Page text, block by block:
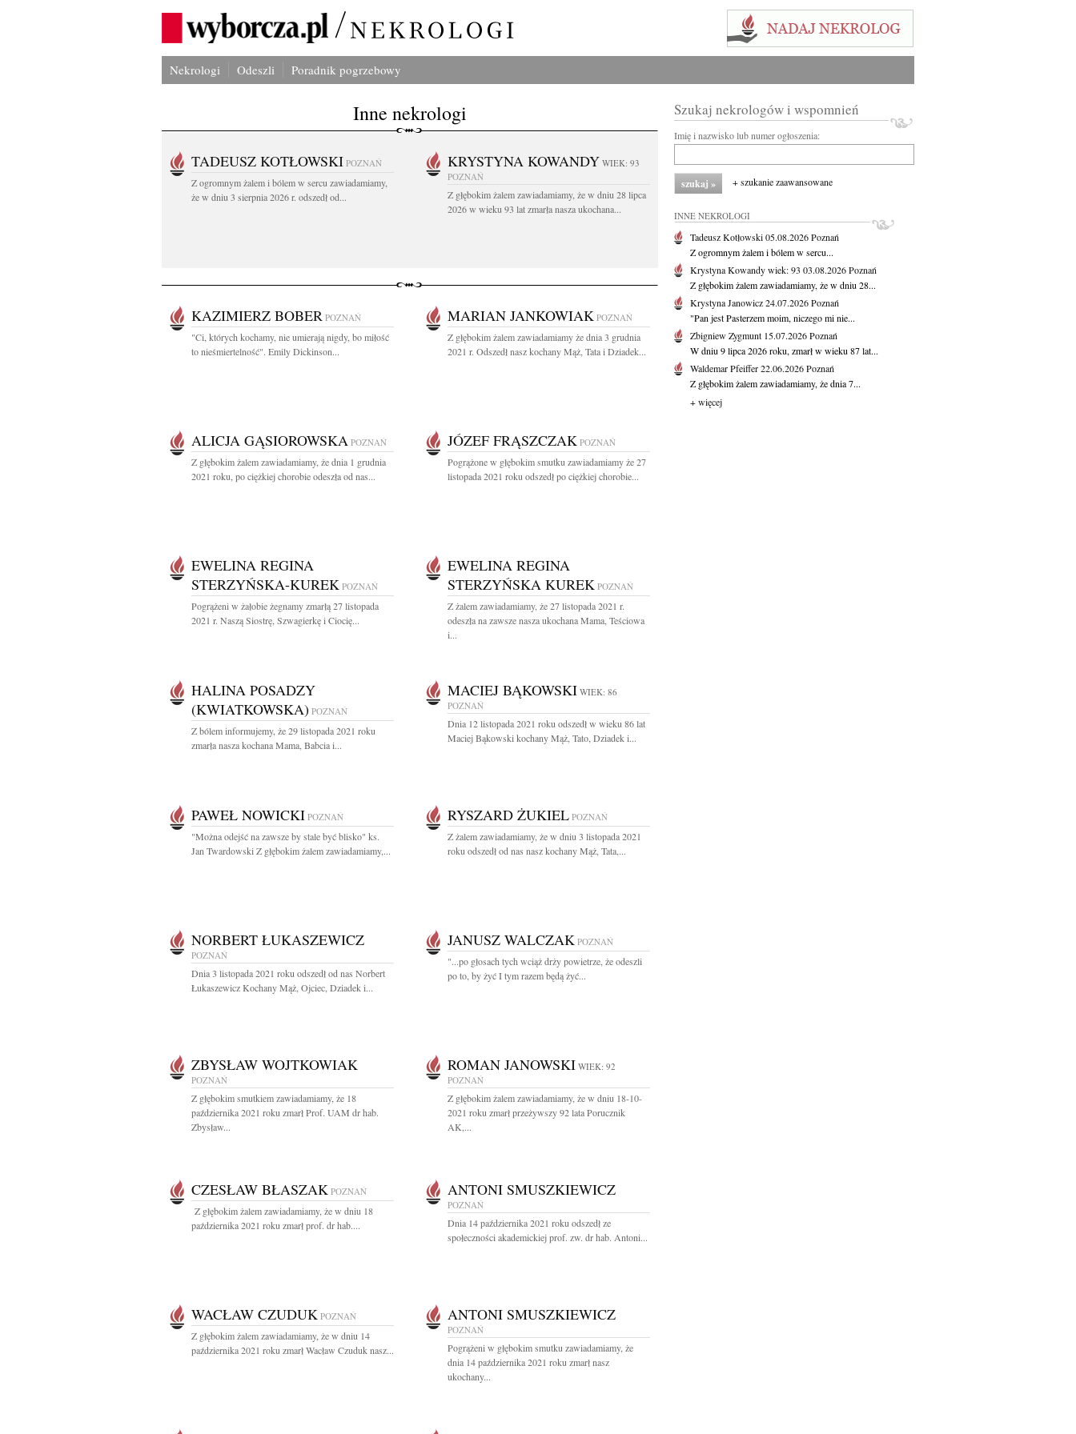
Nekrologi Odeszli Poradnik pogrzebowy
Inne nekrologi
TADEUSZ KOTŁOWSKI POZNAŃ
Z ogromnym żalem i bólem w sercu zawiadamiamy,
że w dniu 3 sierpnia 2026 r. odszedł od...
KRYSTYNA KOWANDY WIEK: 93
POZNAŃ
Z głębokim żalem zawiadamiamy, że w dniu 28 lipca
2026 w wieku 93 lat zmarła nasza ukochana...
KAZIMIERZ BOBER POZNAŃ
"Ci, których kochamy, nie umierają nigdy, bo miłość
to nieśmiertelność". Emily Dickinson...
MARIAN JANKOWIAK POZNAŃ
Z głębokim żalem zawiadamiamy że dnia 3 grudnia
2021 r. Odszedł nasz kochany Mąż, Tata i Dziadek...
ALICJA GĄSIOROWSKA POZNAŃ
Z głębokim żalem zawiadamiamy, że dnia 1 grudnia
2021 roku, po ciężkiej chorobie odeszła od nas...
JÓZEF FRĄSZCZAK POZNAŃ
Pogrążone w głębokim smutku zawiadamiamy że 27
listopada 2021 roku odszedł po ciężkiej chorobie...
EWELINA REGINA
STERZYŃSKA-KUREK POZNAŃ
Pogrążeni w żałobie żegnamy zmarłą 27 listopada
2021 r. Naszą Siostrę, Szwagierkę i Ciocię...
EWELINA REGINA
STERZYŃSKA KUREK POZNAŃ
Z żalem zawiadamiamy, że 27 listopada 2021 r.
odeszła na zawsze nasza ukochana Mama, Teściowa
i...
HALINA POSADZY
(KWIATKOWSKA) POZNAŃ
Z bólem informujemy, że 29 listopada 2021 roku
zmarła nasza kochana Mama, Babcia i...
MACIEJ BĄKOWSKI WIEK: 86
POZNAŃ
Dnia 12 listopada 2021 roku odszedł w wieku 86 lat
Maciej Bąkowski kochany Mąż, Tato, Dziadek i...
PAWEŁ NOWICKI POZNAŃ
"Można odejść na zawsze by stale być blisko" ks.
Jan Twardowski Z głębokim żalem zawiadamiamy,...
RYSZARD ŻUKIEL POZNAŃ
Z żalem zawiadamiamy, że w dniu 3 listopada 2021
roku odszedł od nas nasz kochany Mąż, Tata,...
NORBERT ŁUKASZEWICZ
POZNAŃ
Dnia 3 listopada 2021 roku odszedł od nas Norbert
Łukaszewicz Kochany Mąż, Ojciec, Dziadek i...
JANUSZ WALCZAK POZNAŃ
"...po głosach tych wciąż drży powietrze, że odeszli
po to, by żyć I tym razem będą żyć...
ZBYSŁAW WOJTKOWIAK
POZNAŃ
Z głębokim smutkiem zawiadamiamy, że 18
października 2021 roku zmarł Prof. UAM dr hab.
Zbysław...
ROMAN JANOWSKI WIEK: 92
POZNAŃ
Z głębokim żalem zawiadamiamy, że w dniu 18-10-
2021 roku zmarł przeżywszy 92 lata Porucznik
AK,...
CZESŁAW BŁASZAK POZNAŃ
Z głębokim żalem zawiadamiamy, że w dniu 18
października 2021 roku zmarł prof. dr hab....
ANTONI SMUSZKIEWICZ
POZNAŃ
Dnia 14 października 2021 roku odszedł ze
społeczności akademickiej prof. zw. dr hab. Antoni...
WACŁAW CZUDUK POZNAŃ
Z głębokim żalem zawiadamiamy, że w dniu 14
października 2021 roku zmarł Wacław Czuduk nasz...
ANTONI SMUSZKIEWICZ
POZNAŃ
Pogrążeni w głębokim smutku zawiadamiamy, że
dnia 14 października 2021 roku zmarł nasz
ukochany...
Szukaj nekrologów i wspomnień
Imię i nazwisko lub numer ogłoszenia:
+ szukanie zaawansowane
INNE NEKROLOGI
Tadeusz Kotłowski05.08.2026Poznań
Z ogromnym żalem i bólem w sercu...
Krystyna Kowandywiek: 93 03.08.2026Poznań
Z głębokim żalem zawiadamiamy, że w dniu 28...
Krystyna Janowicz24.07.2026Poznań
"Pan jest Pasterzem moim, niczego mi nie...
Zbigniew Zygmunt 15.07.2026Poznań
W dniu 9 lipca 2026 roku, zmarł w wieku 87 lat...
Waldemar Pfeiffer22.06.2026Poznań
Z głębokim żalem zawiadamiamy, że dnia 7...
+ więcej